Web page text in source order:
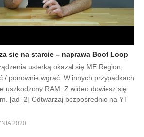
się na starcie – naprawa Boot Loop
usterką okazał się ME Region,
/ ponownie wgrać. W innych przypadkach
uszkodzony RAM. Z wideo dowiesz się
[ad_2] Odtwarzaj bezpośrednio na YT
2020